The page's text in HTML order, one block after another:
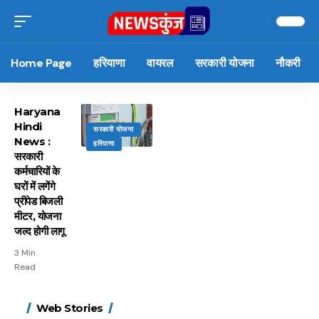
Home Page हरियाणा वायरल सरकारी योजना नौकरी
सरकारी योजना
हरियाणा
Haryana
Hindi
News :
सरकारी
कर्मचारियों के
घरों में लगेंगे
प्रीपेड बिजली
मीटर, योजना
जल्द होगी लागू
3 Min
Read
Web Stories
15 नवंबर से लागू होंगे
मोटापे को कम करने के लिए